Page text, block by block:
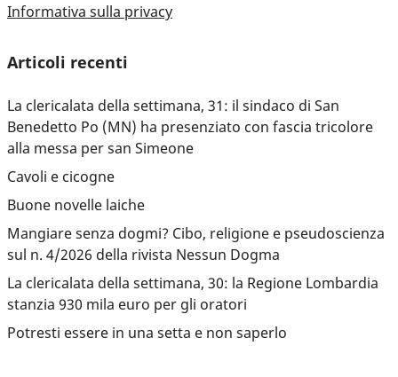
Informativa sulla privacy
Articoli recenti
La clericalata della settimana, 31: il sindaco di San
Benedetto Po (MN) ha presenziato con fascia tricolore
alla messa per san Simeone
Cavoli e cicogne
Buone novelle laiche
Mangiare senza dogmi? Cibo, religione e pseudoscienza
sul n. 4/2026 della rivista Nessun Dogma
La clericalata della settimana, 30: la Regione Lombardia
stanzia 930 mila euro per gli oratori
Potresti essere in una setta e non saperlo